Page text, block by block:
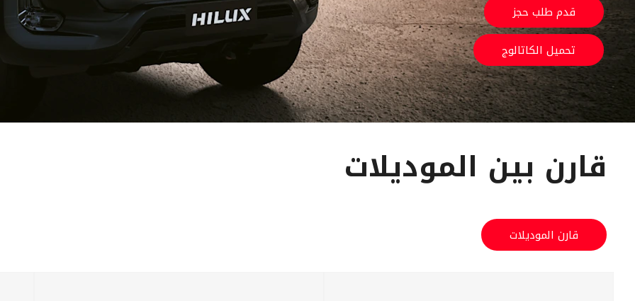
قدم طلب حجز
تحميل الكاتالوج
قارن بين الموديلات
قارن الموديلات